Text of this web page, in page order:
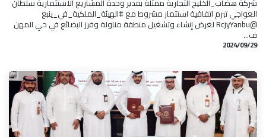
شركة هضاب_الخليج التجارية ممثلة بمدير وحدة المشاريع الاستثمارية سلطان
العواجي تبرم اتفاقية استثمار مشروط مع #الهيئة_الملكية_في_ينبع
@RcjyYanbu لغرض إنشاء وتشغيل منطقة مناولة وفرز البضائع في حي المهن
ف...
29‏/09‏/2024